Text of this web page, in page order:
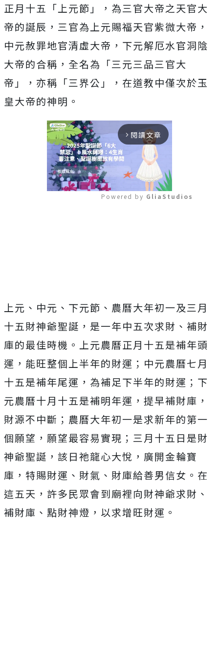
正月十五「上元節」，為三官大帝之天官大
帝的誕辰，三官為上元賜福天官紫微大帝，
中元赦罪地官清虛大帝，下元解厄水官洞陰
大帝的合稱，全名為「三元三品三官大
帝」，亦稱「三界公」，在道教中僅次於玉
皇大帝的神明。
arrow_forward_ios 閱讀文章
Powered by GliaStudios
上元、中元、下元節、農曆大年初一及三月
十五財神爺聖誕，是一年中五次求財、補財
庫的最佳時機。上元農曆正月十五是補年頭
運，能旺整個上半年的財運；中元農曆七月
十五是補年尾運，為補足下半年的財運；下
元農曆十月十五是補明年運，提早補財庫，
財源不中斷；農曆大年初一是求新年的第一
個願望，願望最容易實現；三月十五日是財
神爺聖誕，該日祂龍心大悅，廣開金輪寶
庫，特賜財運、財氣、財庫給善男信女。在
這五天，許多民眾會到廟裡向財神爺求財、
補財庫、點財神燈，以求增旺財運。